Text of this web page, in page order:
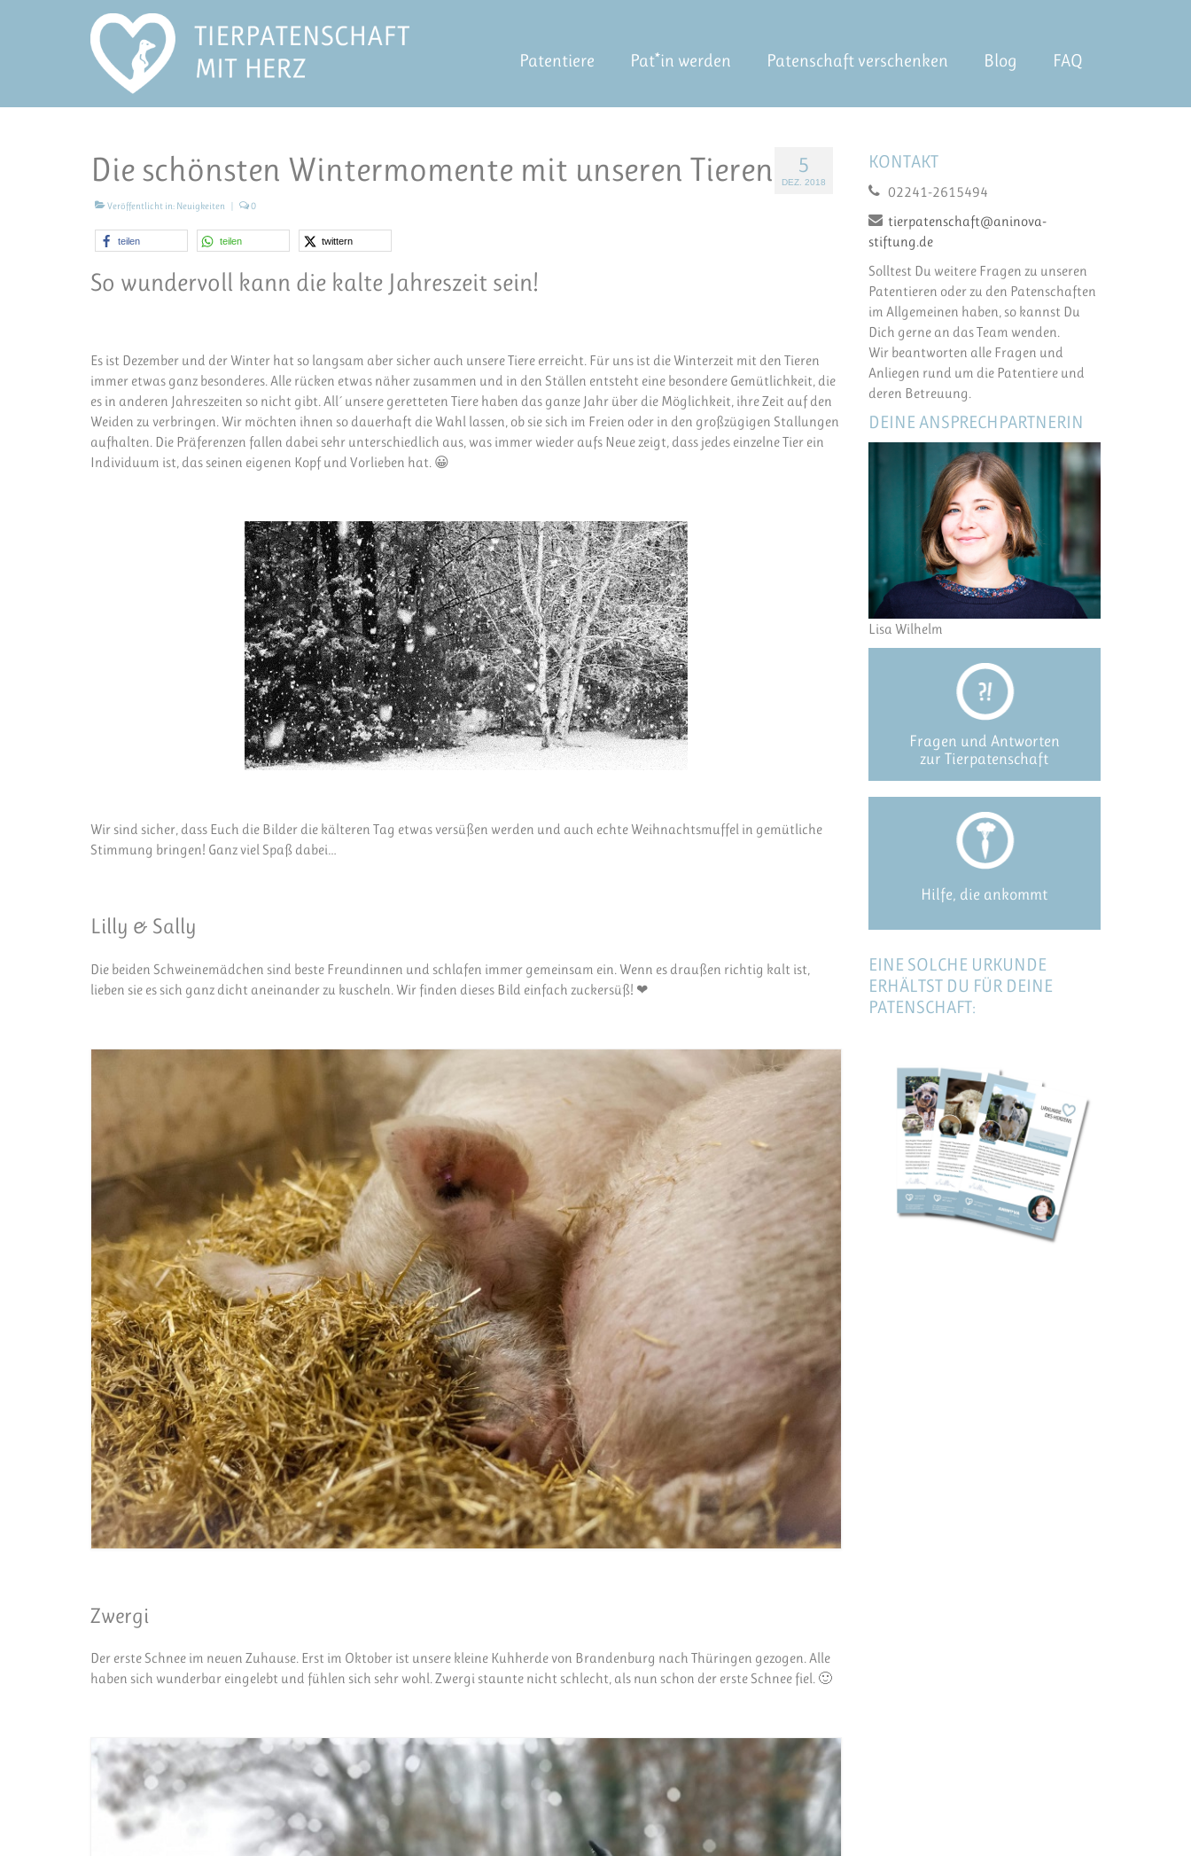
Patentiere Pat*in werden Patenschaft verschenken Blog FAQ
5
DEZ. 2018
Die schönsten Wintermomente mit unseren Tieren
Veröffentlicht in: Neuigkeiten 0
teilen teilen twittern
So wundervoll kann die kalte Jahreszeit sein!
Es ist Dezember und der Winter hat so langsam aber sicher auch unsere Tiere erreicht. Für uns ist die Winterzeit mit den Tieren
immer etwas ganz besonderes. Alle rücken etwas näher zusammen und in den Ställen entsteht eine besondere Gemütlichkeit, die
es in anderen Jahreszeiten so nicht gibt. All´ unsere geretteten Tiere haben das ganze Jahr über die Möglichkeit, ihre Zeit auf den
Weiden zu verbringen. Wir möchten ihnen so dauerhaft die Wahl lassen, ob sie sich im Freien oder in den großzügigen Stallungen
aufhalten. Die Präferenzen fallen dabei sehr unterschiedlich aus, was immer wieder aufs Neue zeigt, dass jedes einzelne Tier ein
Individuum ist, das seinen eigenen Kopf und Vorlieben hat. 😀
Wir sind sicher, dass Euch die Bilder die kälteren Tag etwas versüßen werden und auch echte Weihnachtsmuffel in gemütliche
Stimmung bringen! Ganz viel Spaß dabei…
Lilly & Sally
Die beiden Schweinemädchen sind beste Freundinnen und schlafen immer gemeinsam ein. Wenn es draußen richtig kalt ist,
lieben sie es sich ganz dicht aneinander zu kuscheln. Wir finden dieses Bild einfach zuckersüß! ❤
Zwergi
Der erste Schnee im neuen Zuhause. Erst im Oktober ist unsere kleine Kuhherde von Brandenburg nach Thüringen gezogen. Alle
haben sich wunderbar eingelebt und fühlen sich sehr wohl. Zwergi staunte nicht schlecht, als nun schon der erste Schnee fiel. 🙂
KONTAKT
02241-2615494
tierpatenschaft@aninova-
stiftung.de
Solltest Du weitere Fragen zu unseren
Patentieren oder zu den Patenschaften
im Allgemeinen haben, so kannst Du
Dich gerne an das Team wenden.
Wir beantworten alle Fragen und
Anliegen rund um die Patentiere und
deren Betreuung.
DEINE ANSPRECHPARTNERIN
Lisa Wilhelm
Fragen und Antworten
zur Tierpatenschaft
Hilfe, die ankommt
EINE SOLCHE URKUNDE
ERHÄLTST DU FÜR DEINE
PATENSCHAFT: